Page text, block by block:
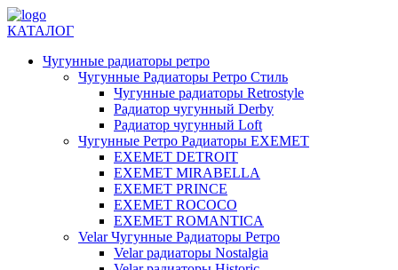
КАТАЛОГ
Чугунные радиаторы ретро
Чугунные Радиаторы Ретро Стиль
Чугунные радиаторы Retrostyle
Радиатор чугунный Derby
Радиатор чугунный Loft
Чугунные Ретро Радиаторы EXEMET
EXEMET DETROIT
EXEMET MIRABELLA
EXEMET PRINCE
EXEMET ROCOCO
EXEMET ROMANTICA
Velar Чугунные Радиаторы Ретро
Velar радиаторы Nostalgia